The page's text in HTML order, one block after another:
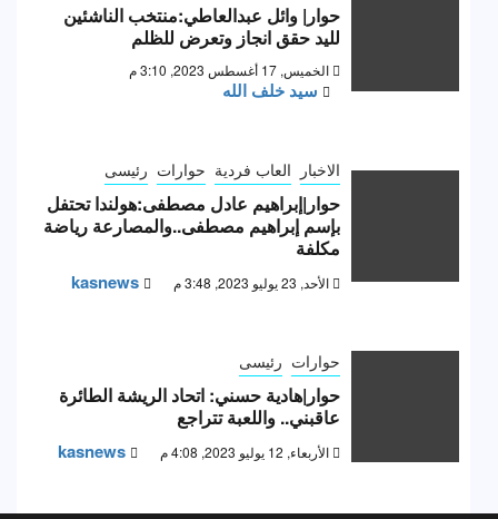
حوار| وائل عبدالعاطي:منتخب الناشئين
لليد حقق انجاز وتعرض للظلم
الخميس, 17 أغسطس 2023, 3:10 م
سيد خلف الله
الاخبار العاب فردية حوارات رئيسى
حوار|إبراهيم عادل مصطفى:هولندا تحتفل
بإسم إبراهيم مصطفى..والمصارعة رياضة
مكلفة
الأحد, 23 يوليو 2023, 3:48 م kasnews
حوارات رئيسى
حوار|هادية حسني: اتحاد الريشة الطائرة
عاقبني.. واللعبة تتراجع
الأربعاء, 12 يوليو 2023, 4:08 م kasnews